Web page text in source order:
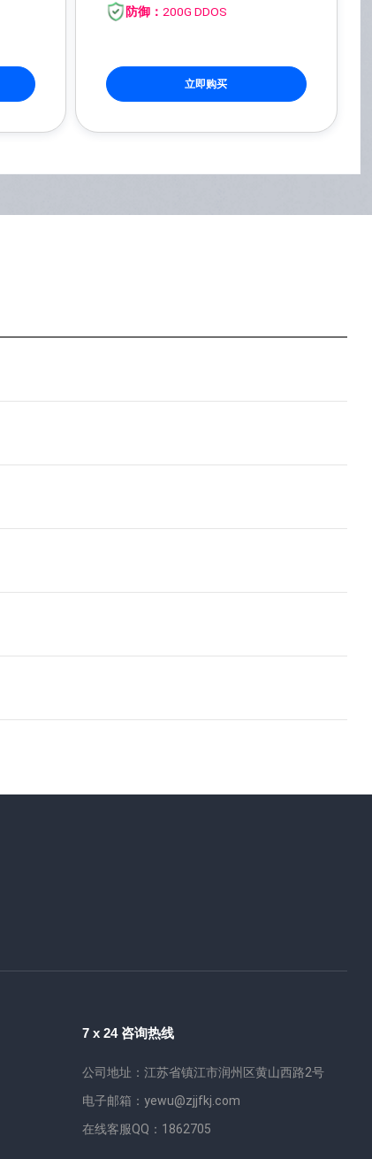
防御： 200G DDOS
立即购买
7 x 24 咨询热线
公司地址：江苏省镇江市润州区黄山西路2号
电子邮箱：yewu@zjjfkj.com
在线客服QQ：1862705